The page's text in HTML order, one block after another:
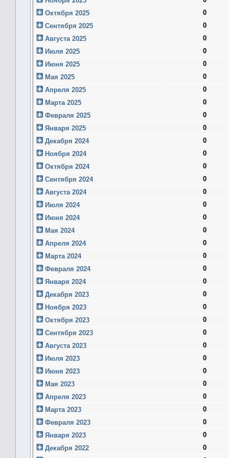
Октября 2025
0
Сентября 2025
0
Августа 2025
0
Июля 2025
0
Июня 2025
0
Мая 2025
0
Апреля 2025
0
Марта 2025
0
Февраля 2025
0
Января 2025
0
Декабря 2024
0
Ноября 2024
0
Октября 2024
0
Сентября 2024
0
Августа 2024
0
Июля 2024
0
Июня 2024
0
Мая 2024
0
Апреля 2024
0
Марта 2024
0
Февраля 2024
0
Января 2024
0
Декабря 2023
0
Ноября 2023
0
Октября 2023
0
Сентября 2023
0
Августа 2023
0
Июля 2023
0
Июня 2023
0
Мая 2023
0
Апреля 2023
0
Марта 2023
0
Февраля 2023
0
Января 2023
0
Декабря 2022
0